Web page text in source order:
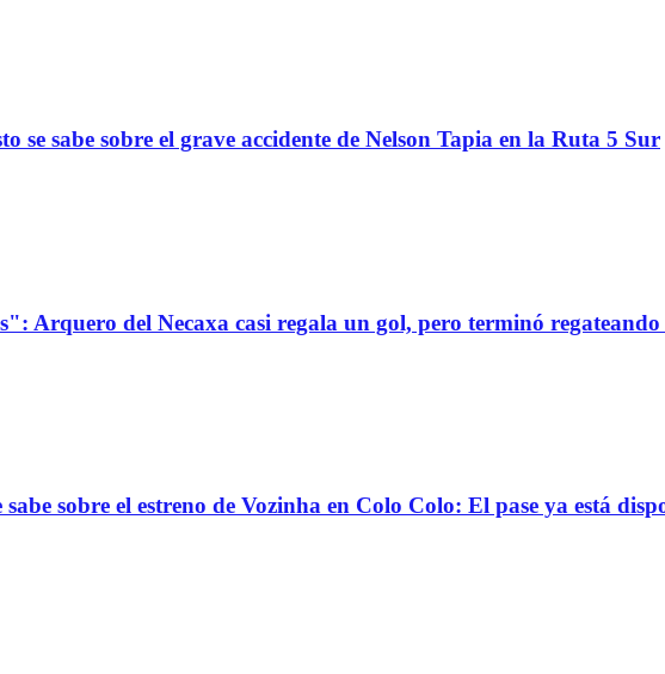
se sabe sobre el grave accidente de Nelson Tapia en la Ruta 5 Sur
Arquero del Necaxa casi regala un gol, pero terminó
sobre el estreno de Vozinha en Colo Colo: El pase ya está